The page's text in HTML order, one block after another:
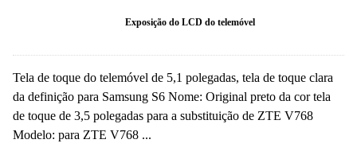
Exposição do LCD do telemóvel
Tela de toque do telemóvel de 5,1 polegadas, tela de toque clara
da definição para Samsung S6 Nome: Original preto da cor tela
de toque de 3,5 polegadas para a substituição de ZTE V768
Modelo: para ZTE V768 ...